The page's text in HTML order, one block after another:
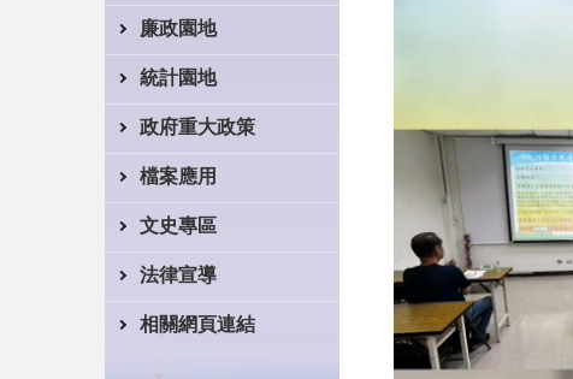
廉政園地
統計園地
政府重大政策
檔案應用
文史專區
法律宣導
相關網頁連結